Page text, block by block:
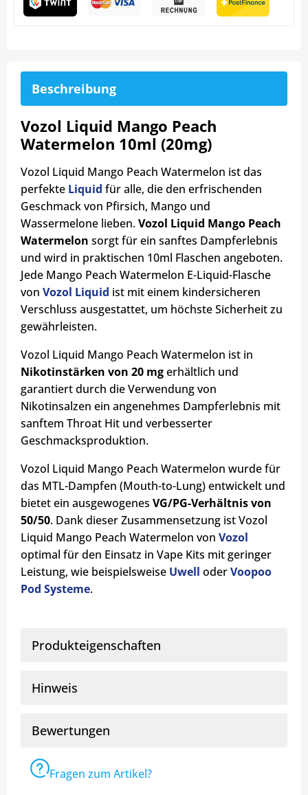
Beschreibung
Vozol Liquid Mango Peach
Watermelon 10ml (20mg)
Vozol Liquid Mango Peach Watermelon ist das
perfekte Liquid für alle, die den erfrischenden
Geschmack von Pfirsich, Mango und
Wassermelone lieben.Vozol Liquid Mango Peach
Watermelon sorgt für ein sanftes Dampferlebnis
und wird in praktischen 10ml Flaschen angeboten.
Jede Mango Peach Watermelon E-Liquid-Flasche
von Vozol Liquid ist mit einem kindersicheren
Verschluss ausgestattet, um höchste Sicherheit zu
gewährleisten.
Vozol Liquid Mango Peach Watermelon ist in
Nikotinstärken von 20 mgerhältlich und
garantiert durch die Verwendung von
Nikotinsalzen ein angenehmes Dampferlebnis mit
sanftem Throat Hit und verbesserter
Geschmacksproduktion.
Vozol Liquid Mango Peach Watermelon wurde für
das MTL-Dampfen (Mouth-to-Lung) entwickelt und
bietet ein ausgewogenes VG/PG-Verhältnis von
50/50. Dank dieser Zusammensetzung ist Vozol
Liquid Mango Peach Watermelon von Vozol
optimal für den Einsatz in Vape Kits mit geringer
Leistung, wie beispielsweise Uwell oderVoopoo
Pod Systeme.
Produkteigenschaften
Hinweis
Bewertungen
Fragen zum Artikel?